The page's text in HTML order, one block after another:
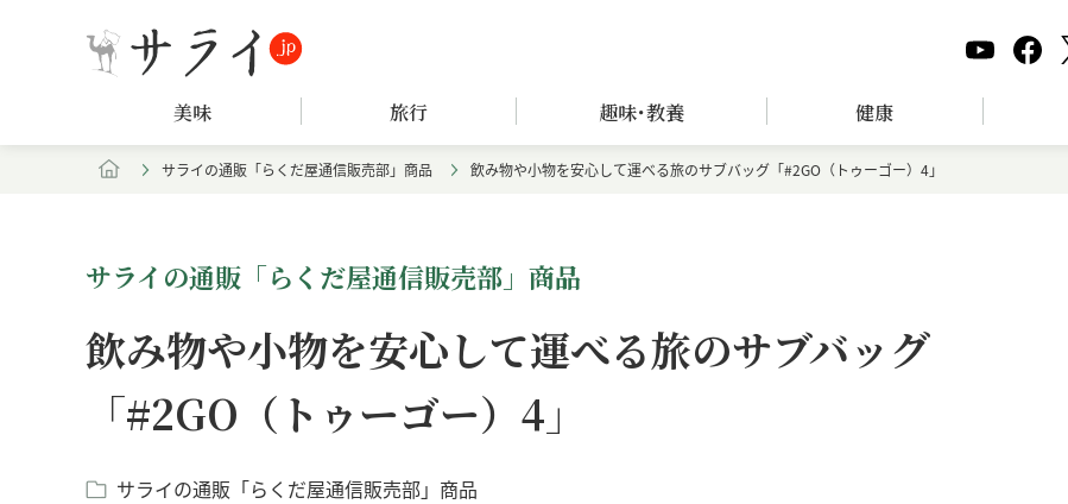
美味 旅行 趣味･教養 健康
サライの通販「らくだ屋通信販売部」商品 飲み物や小物を安心して運べる旅のサブバッグ「#2GO（トゥーゴー）4」
サライの通販「らくだ屋通信販売部」商品
飲み物や小物を安心して運べる旅のサブバッグ
「#2GO（トゥーゴー）4」
サライの通販「らくだ屋通信販売部」商品